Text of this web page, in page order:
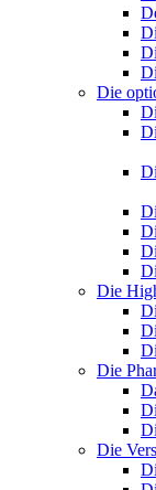
Die
Die
Die
Die